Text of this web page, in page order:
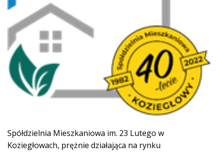
Spółdzielnia Mieszkaniowa im. 23 Lutego w
Koziegłowach, prężnie działająca na rynku